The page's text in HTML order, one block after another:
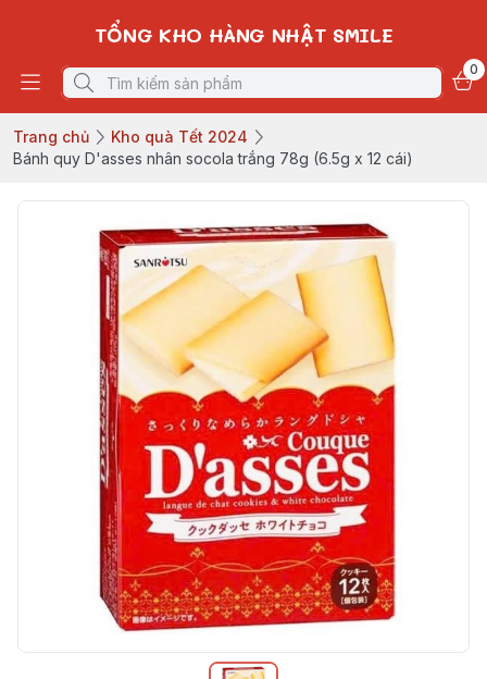
TỔNG KHO HÀNG NHẬT SMILE
0
Trang chủ
Kho quà Tết 2024
Bánh quy D'asses nhân socola trắng 78g (6.5g x 12 cái)